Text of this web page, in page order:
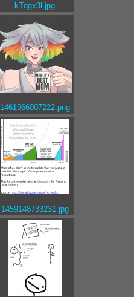
kTqgx3l.jpg
1461966007222.png
1459148733231.jpg